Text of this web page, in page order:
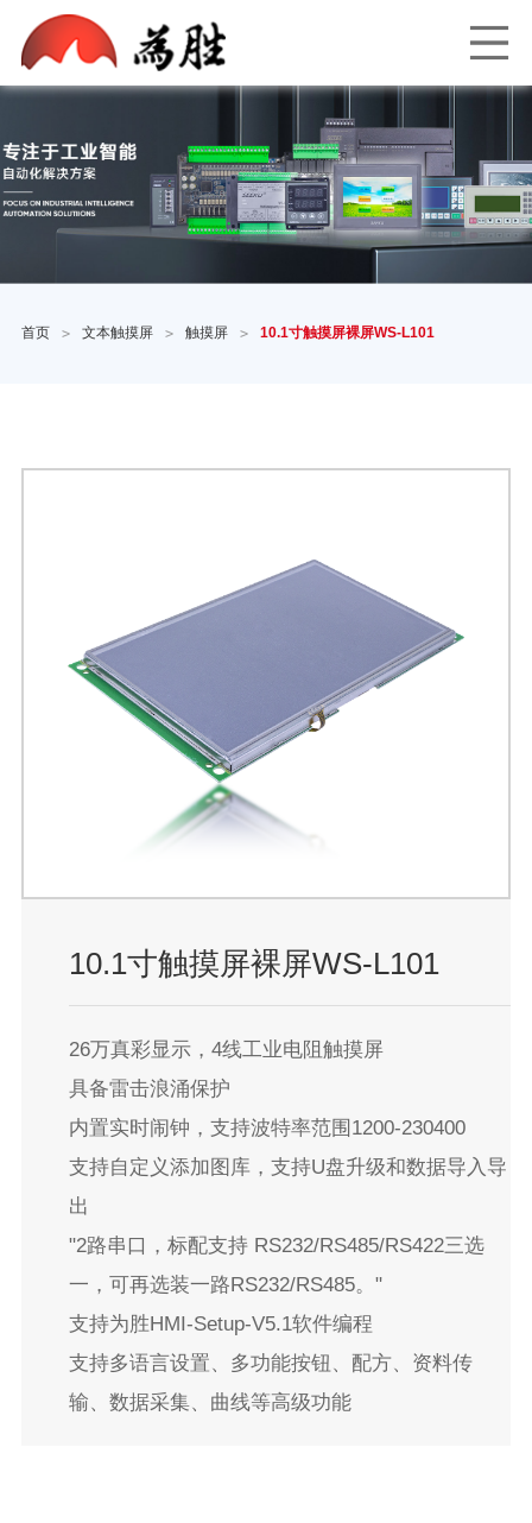
首页 > 文本触摸屏 > 触摸屏 > 10.1寸触摸屏裸屏WS-L101
10.1寸触摸屏裸屏WS-L101
26万真彩显示，4线工业电阻触摸屏
具备雷击浪涌保护
内置实时闹钟，支持波特率范围1200-230400
支持自定义添加图库，支持U盘升级和数据导入导
出
"2路串口，标配支持 RS232/RS485/RS422三选
一，可再选装一路RS232/RS485。"
支持为胜HMI-Setup-V5.1软件编程
支持多语言设置、多功能按钮、配方、资料传
输、数据采集、曲线等高级功能